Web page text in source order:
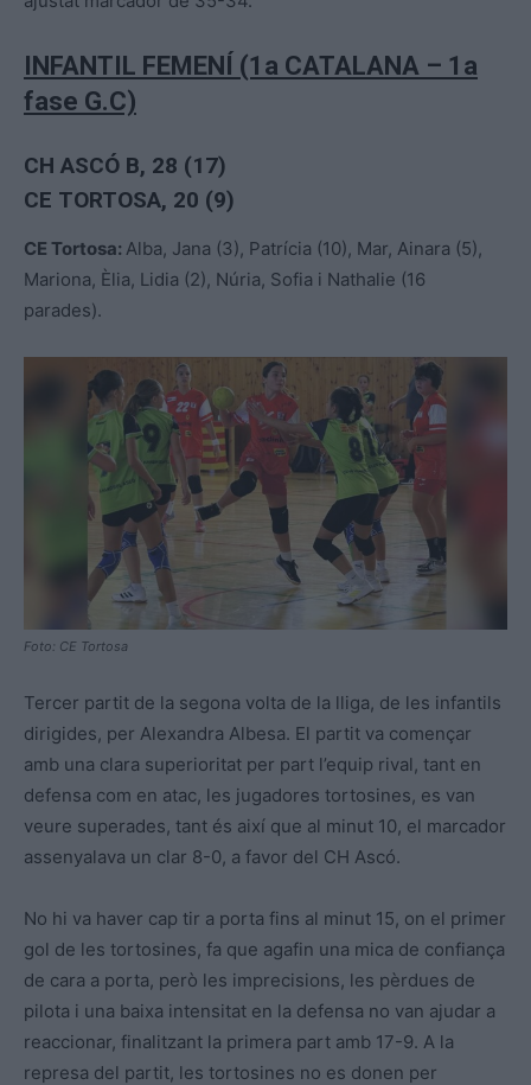
INFANTIL FEMENÍ (1a CATALANA – 1a
fase G.C)
CH ASCÓ B, 28 (17)
CE TORTOSA, 20 (9)
CE Tortosa: Alba, Jana (3), Patrícia (10), Mar, Ainara (5),
Mariona, Èlia, Lidia (2), Núria, Sofia i Nathalie (16
parades).
Foto: CE Tortosa
Tercer partit de la segona volta de la lliga, de les infantils
dirigides, per Alexandra Albesa. El partit va començar
amb una clara superioritat per part l’equip rival, tant en
defensa com en atac, les jugadores tortosines, es van
veure superades, tant és així que al minut 10, el marcador
assenyalava un clar 8-0, a favor del CH Ascó.
No hi va haver cap tir a porta fins al minut 15, on el primer
gol de les tortosines, fa que agafin una mica de confiança
de cara a porta, però les imprecisions, les pèrdues de
pilota i una baixa intensitat en la defensa no van ajudar a
reaccionar, finalitzant la primera part amb 17-9. A la
represa del partit, les tortosines no es donen per